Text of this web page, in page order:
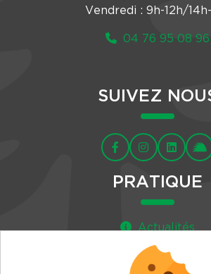
Vendredi : 9h-12h/
04 76 95 08 96
SUIVEZ
PRATIQUE
Actualités
Agenda